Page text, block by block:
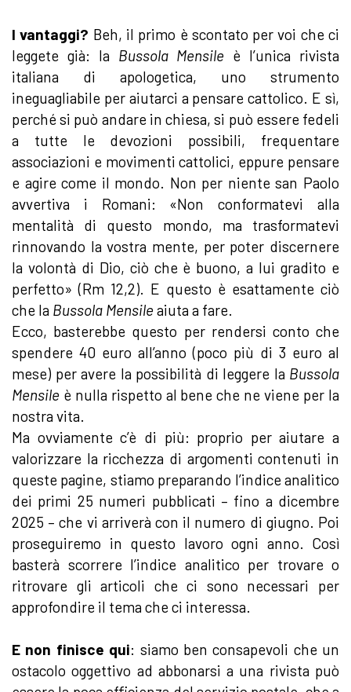
I vantaggi? Beh, il primo è scontato per voi che ci
leggete già: la Bussola Mensile è l’unica rivista
italiana di apologetica, uno strumento
ineguagliabile per aiutarci a pensare cattolico. E sì,
perché si può andare in chiesa, si può essere fedeli
a tutte le devozioni possibili, frequentare
associazioni e movimenti cattolici, eppure pensare
e agire come il mondo. Non per niente san Paolo
avvertiva i Romani: «Non conformatevi alla
mentalità di questo mondo, ma trasformatevi
rinnovando la vostra mente, per poter discernere
la volontà di Dio, ciò che è buono, a lui gradito e
perfetto» (Rm 12,2). E questo è esattamente ciò
che la Bussola Mensileaiuta a fare.
Ecco, basterebbe questo per rendersi conto che
spendere 40 euro all’anno (poco più di 3 euro al
mese) per avere la possibilità di leggere la Bussola
Mensile è nulla rispetto al bene che ne viene per la
nostra vita.
Ma ovviamente c’è di più: proprio per aiutare a
valorizzare la ricchezza di argomenti contenuti in
queste pagine, stiamo preparando l’indice analitico
dei primi 25 numeri pubblicati – fino a dicembre
2025 – che vi arriverà con il numero di giugno. Poi
proseguiremo in questo lavoro ogni anno. Così
basterà scorrere l’indice analitico per trovare o
ritrovare gli articoli che ci sono necessari per
approfondire il tema che ci interessa.
E non finisce qui: siamo ben consapevoli che un
ostacolo oggettivo ad abbonarsi a una rivista può